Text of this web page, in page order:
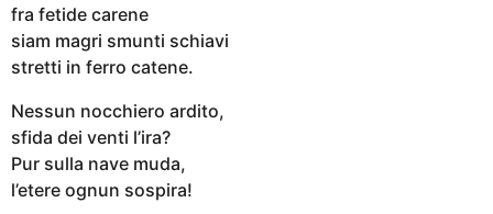
fra fetide carene
siam magri smunti schiavi
stretti in ferro catene.
Nessun nocchiero ardito,
sfida dei venti l’ira?
Pur sulla nave muda,
l’etere ognun sospira!